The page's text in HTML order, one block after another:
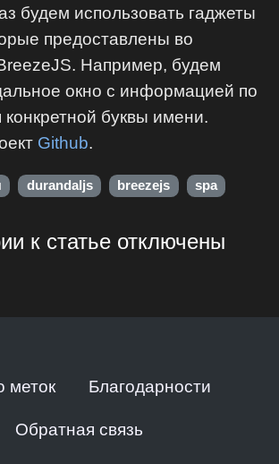
будем использовать гаджеты
предоставлены во
Например, будем
окно с информацией по
буквы имени.
Github.
durandaljs breezejs spa
к статье отключены
меток Благодарности
Обратная связь